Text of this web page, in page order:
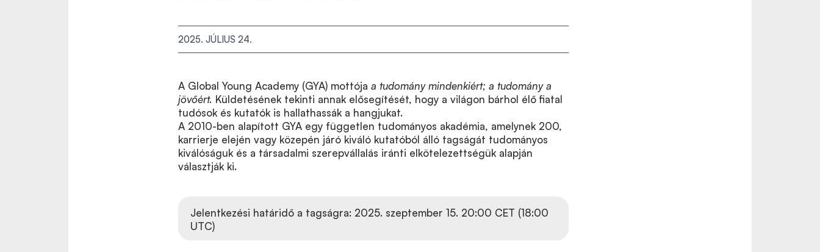
2025. JÚLIUS 24.
A Global Young Academy (GYA) mottója a tudomány mindenkiért; a tudomány a
jövőért. Küldetésének tekinti annak elősegítését, hogy a világon bárhol élő fiatal
tudósok és kutatók is hallathassák a hangjukat.
A 2010-ben alapított GYA egy független tudományos akadémia, amelynek 200,
karrierje elején vagy közepén járó kiváló kutatóból álló tagságát tudományos
kiválóságuk és a társadalmi szerepvállalás iránti elkötelezettségük alapján
választják ki.
Jelentkezési határidő a tagságra: 2025. szeptember 15. 20:00 CET (18:00
UTC)